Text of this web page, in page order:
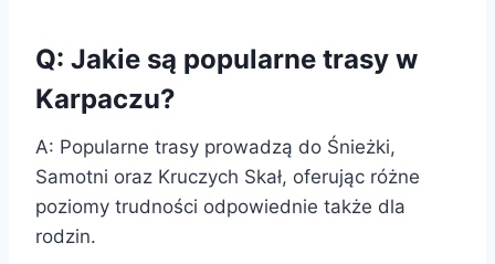
Q: Jakie są popularne trasy w
Karpaczu?
A: Popularne trasy prowadzą do Śnieżki,
Samotni oraz Kruczych Skał, oferując różne
poziomy trudności odpowiednie także dla
rodzin.